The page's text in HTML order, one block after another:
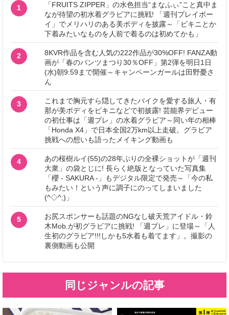
1
「FRUITS ZIPPER」の水色担当“まなふぃ”こと真中ま
なが待望の初水着グラビアに挑戦! 「週刊プレイボー
イ」でメリハリのある美ボディを披露～「ビキニとか
下着みたいなものを人前で着るのは初めてかも」
2
8KVR作品を含む人気の222作品が30%OFF! FANZA動
画が「春のパンツまつり30％OFF」第2弾を明日1日
(水)朝9:59まで開催～キャンペーンガールは田野憂さ
ん
3
これまで胸元すら隠してきたバイクを愛する旅人・有
那が美ボディをビキニなどで初披露! 芸能界デビュー
の初仕事は「週プレ」の水着グラビア～同い年の相棒
「Honda X4」で日本全国2万km以上走破。グラビア
挑戦への想いも語ったメイキング動画も
4
あの桜樹ルイ(55)の28年ぶりの全裸ショットが「週刊
大衆」の袋とじに! 長らく絶版となっていた写真集
「櫻 - SAKURA -」もデジタル限定で発売～「今の私
もみたい！という声に調子にのってしまいました
(^◇^;)」
5
お尻スポンサーも話題のNGなし破天荒アイドル・鈴
木Mob.が初グラビアに挑戦! 「週プレ」に登場～「人
生初のグラビア!!!しかも5水着も着てます」。撮影の
裏側動画も公開
同じジャンルの記事